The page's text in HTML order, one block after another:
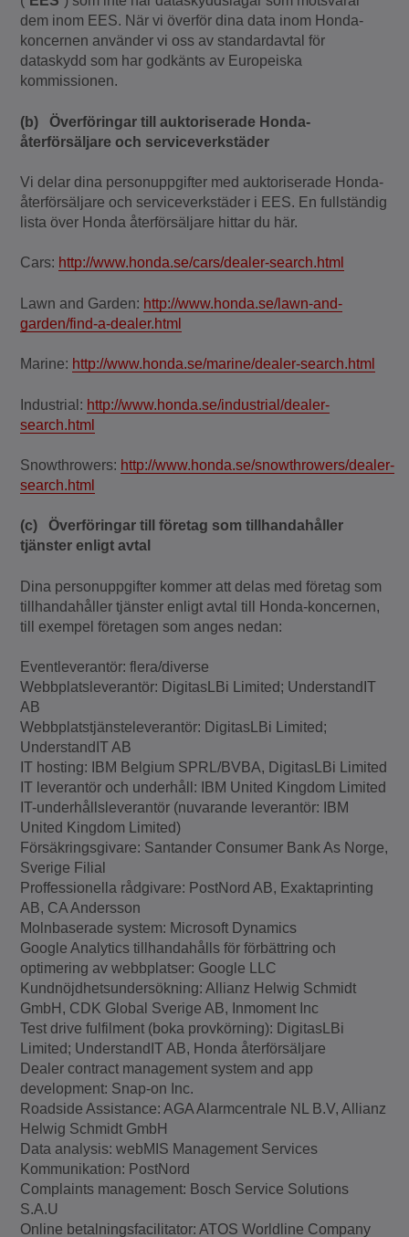
dem inom EES. När vi överför dina data inom Honda-
koncernen använder vi oss av standardavtal för
dataskydd som har godkänts av Europeiska
kommissionen.
(b) Överföringar till auktoriserade Honda-
återförsäljare och serviceverkstäder
Vi delar dina personuppgifter med auktoriserade Honda-
återförsäljare och serviceverkstäder i EES. En fullständig
lista över Honda återförsäljare hittar du här.
Cars: http://www.honda.se/cars/dealer-search.html
Lawn and Garden: http://www.honda.se/lawn-and-
garden/find-a-dealer.html
Marine: http://www.honda.se/marine/dealer-search.html
Industrial: http://www.honda.se/industrial/dealer-
search.html
Snowthrowers: http://www.honda.se/snowthrowers/dealer-
search.html
(c)Överföringar till företag som tillhandahåller
tjänster enligt avtal
Dina personuppgifter kommer att delas med företag som
tillhandahåller tjänster enligt avtal till Honda-koncernen,
till exempel företagen som anges nedan:
Eventleverantör: flera/diverse
Webbplatsleverantör: DigitasLBi Limited; UnderstandIT
AB
Webbplatstjänsteleverantör: DigitasLBi Limited;
UnderstandIT AB
IT hosting: IBM Belgium SPRL/BVBA, DigitasLBi Limited
IT leverantör och underhåll: IBM United Kingdom Limited
IT-underhållsleverantör (nuvarande leverantör: IBM
United Kingdom Limited)
Försäkringsgivare: Santander Consumer Bank As Norge,
Sverige Filial
Proffessionella rådgivare: PostNord AB, Exaktaprinting
AB, CA Andersson
Molnbaserade system: Microsoft Dynamics
Google Analytics tillhandahålls för förbättring och
optimering av webbplatser: Google LLC
Kundnöjdhetsundersökning: Allianz Helwig Schmidt
GmbH, CDK Global Sverige AB, Inmoment Inc
Test drive fulfilment (boka provkörning): DigitasLBi
Limited; UnderstandIT AB, Honda återförsäljare
Dealer contract management system and app
development: Snap-on Inc.
Roadside Assistance: AGA Alarmcentrale NL B.V, Allianz
Helwig Schmidt GmbH
Data analysis: webMIS Management Services
Kommunikation: PostNord
Complaints management: Bosch Service Solutions
S.A.U
Online betalningsfacilitator: ATOS Worldline Company